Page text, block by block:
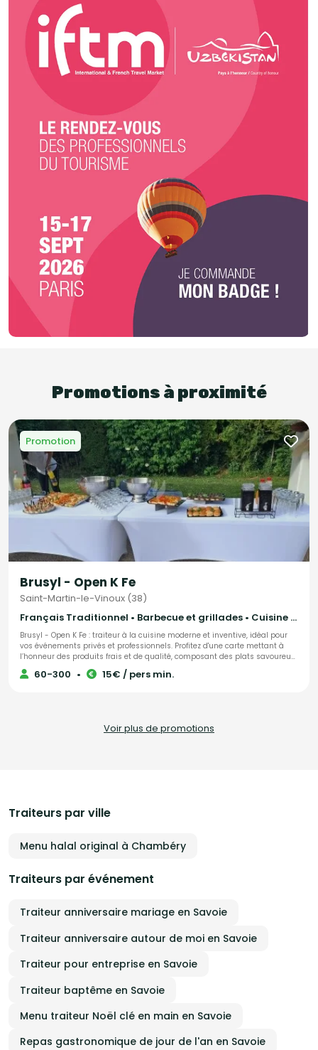
Promotions à proximité
Promotion
Brusyl - Open K Fe
Saint-Martin-le-Vinoux (38)
Français Traditionnel • Barbecue et grillades • Cuisine régionale
Brusyl - Open K Fe : traiteur à la cuisine moderne et inventive, idéal pour
vos événements privés et professionnels. Profitez d'une carte mettant à
l’honneur des produits frais et de qualité, composant des plats savoureux
mêlant créativité et simplicité. Du petit-déjeuner au dîner, découvrez des
mets raffinés préparés avec soin et présentés avec élégance. Parfait pour
60-300 • 15€ / pers min.
Voir plus de promotions
Traiteurs par ville
Menu halal original à Chambéry
Traiteurs par événement
Traiteur anniversaire mariage en Savoie
Traiteur anniversaire autour de moi en Savoie
Traiteur pour entreprise en Savoie
Traiteur baptême en Savoie
Menu traiteur Noël clé en main en Savoie
Repas gastronomique de jour de l'an en Savoie